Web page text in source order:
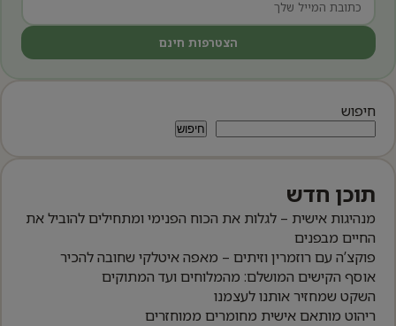
הצטרפות חינם
חיפוש
חיפוש
תוכן חדש
מנהיגות אישית – לגלות את הכוח הפנימי ומתחילים להוביל את
החיים מבפנים
פוקצ’ה עם רוזמרין וזיתים – מאפה איטלקי שחובה להכיר
אוסף הקישים המושלם: מהמלוחים ועד המתוקים
השקט שמחזיר אותנו לעצמנו
ריהוט מותאם אישית מחומרים ממוחזרים